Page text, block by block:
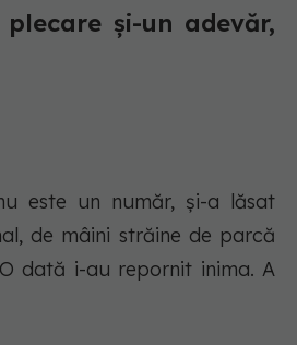
și-un adevăr,
este un număr, și-a lăsat
de mâini străine de parcă
dată i-au repornit inima. A